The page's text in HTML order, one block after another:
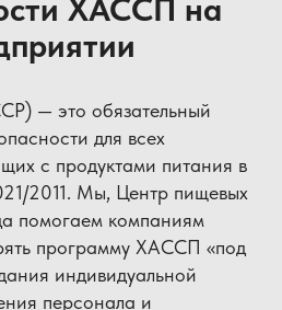
ХАССП на
— это обязательный
для всех
с продуктами питания в
2011. Мы, Центр пищевых
помогаем компаниям
программу ХАССП «под
индивидуальной
персонала и